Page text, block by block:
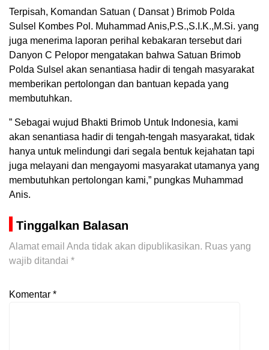
Terpisah, Komandan Satuan ( Dansat ) Brimob Polda
Sulsel Kombes Pol. Muhammad Anis,P.S.,S.I.K.,M.Si. yang
juga menerima laporan perihal kebakaran tersebut dari
Danyon C Pelopor mengatakan bahwa Satuan Brimob
Polda Sulsel akan senantiasa hadir di tengah masyarakat
memberikan pertolongan dan bantuan kepada yang
membutuhkan.
” Sebagai wujud Bhakti Brimob Untuk Indonesia, kami
akan senantiasa hadir di tengah-tengah masyarakat, tidak
hanya untuk melindungi dari segala bentuk kejahatan tapi
juga melayani dan mengayomi masyarakat utamanya yang
membutuhkan pertolongan kami,” pungkas Muhammad
Anis.
Tinggalkan Balasan
Alamat email Anda tidak akan dipublikasikan. Ruas yang
wajib ditandai *
Komentar *